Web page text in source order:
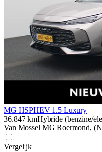
MG HSPHEV 1.5 Luxury
36.847 kmHybride (benzine/
Van Mossel MG Roermond,
Vergelijk